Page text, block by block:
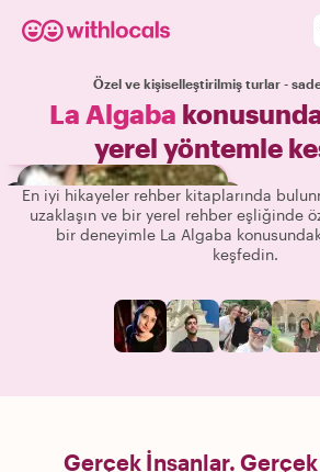
Özel ve kişiselleştirilmiş turlar -
La Algaba
yerel yöntemle
En iyi hikayeler rehber kitaplarında
uzaklaşın ve bir yerel rehber eşliğinde
bir deneyimle La Algaba
keşfedin.
Gerçek İnsanlar.